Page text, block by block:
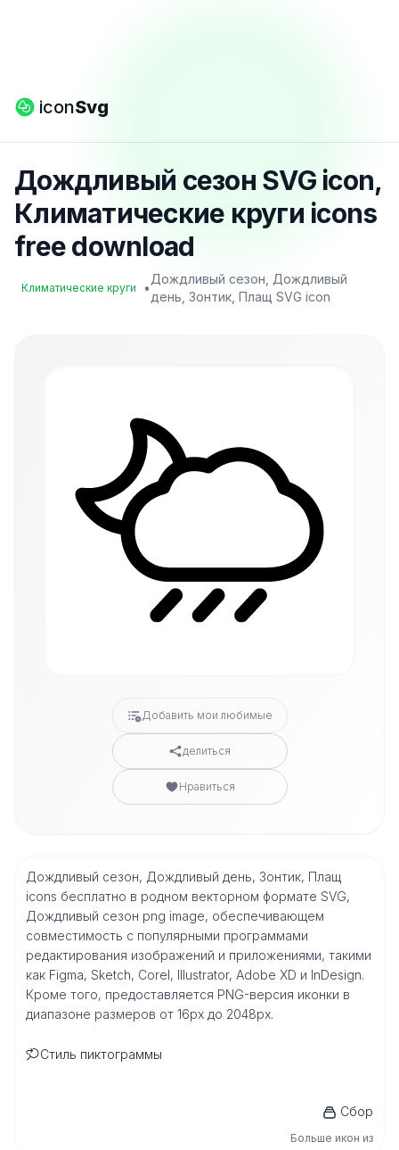
iconSvg
Дождливый сезон SVG icon,
Климатические круги icons
free download
Климатические круги •
Дождливый сезон, Дождливый
день, Зонтик, Плащ SVG icon
Добавить мои любимые
делиться
Нравиться
Дождливый сезон, Дождливый день, Зонтик, Плащ
icons бесплатно в родном векторном формате SVG,
Дождливый сезон png image, обеспечивающем
совместимость с популярными программами
редактирования изображений и приложениями, такими
как Figma, Sketch, Corel, Illustrator, Adobe XD и InDesign.
Кроме того, предоставляется PNG-версия иконки в
диапазоне размеров от 16px до 2048px.
Стиль пиктограммы
Сбор
Больше икон из